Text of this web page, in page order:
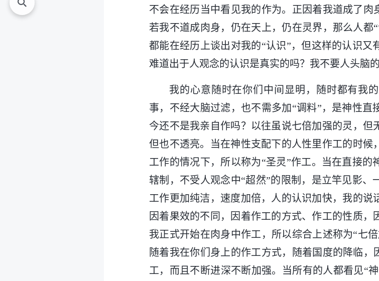
不会在经历当中看见我的作为。正因着我道成了肉
若我不道成肉身，仍在天上，仍在灵界，那么人都
都能在经历上谈出对我的“认识”，但这样的认识又
难道出于人观念的认识是真实的吗？我不要人头脑
我的心意随时在你们中间显明，随时都有我
事，不经大脑过滤，也不需多加“调料”，是神性直
今还不是我亲自作吗？以往虽说七倍加强的灵，但
但也不透亮。当在神性支配下的人性里作工的时候
工作的情况下，所以称为“圣灵”作工。当在直接的
辖制，不受人观念中“超然”的限制，是立竿见影、
工作更加纯洁，速度加倍，人的认识加快，我的说
因着果效的不同，因着作工的方式、作工的性质，
我正式开始在肉身中作工，所以综合上述称为“七
随着我在你们身上的作工方式，随着国度的降临，
工，而且不断进深不断加强。当所有的人都看见“